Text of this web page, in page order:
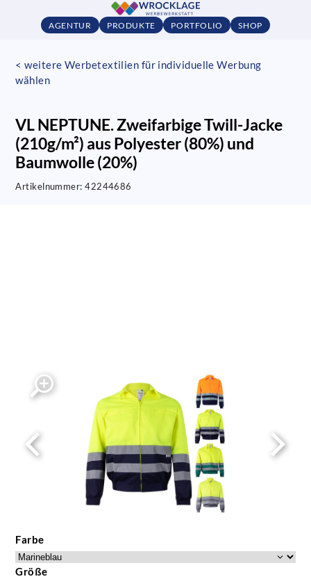
AGENTUR PRODUKTE PORTFOLIO SHOP
< weitere Werbetextilien für individuelle Werbung
wählen
VL NEPTUNE. Zweifarbige Twill-Jacke
(210g/m²) aus Polyester (80%) und
Baumwolle (20%)
Artikelnummer:42244686
Farbe
Größe